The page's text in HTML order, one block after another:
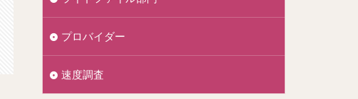
プロバイダー
速度調査